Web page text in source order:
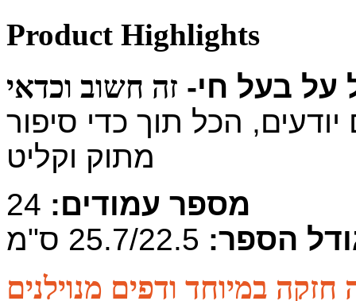
Product Highlights
על בעל חי-
הכל תוך כדי סיפור
מתוק וקליט
מספר עמודים:
הספר: